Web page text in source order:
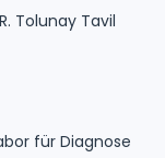
Tolunay Tavil
für Diagnose